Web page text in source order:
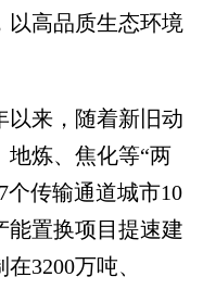
以高品质生态环境
来，随着新旧动
地炼、焦化等“两
个传输通道城市10
能置换项目提速建
3200万吨、